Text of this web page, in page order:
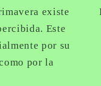
existe
Este
por su
por la